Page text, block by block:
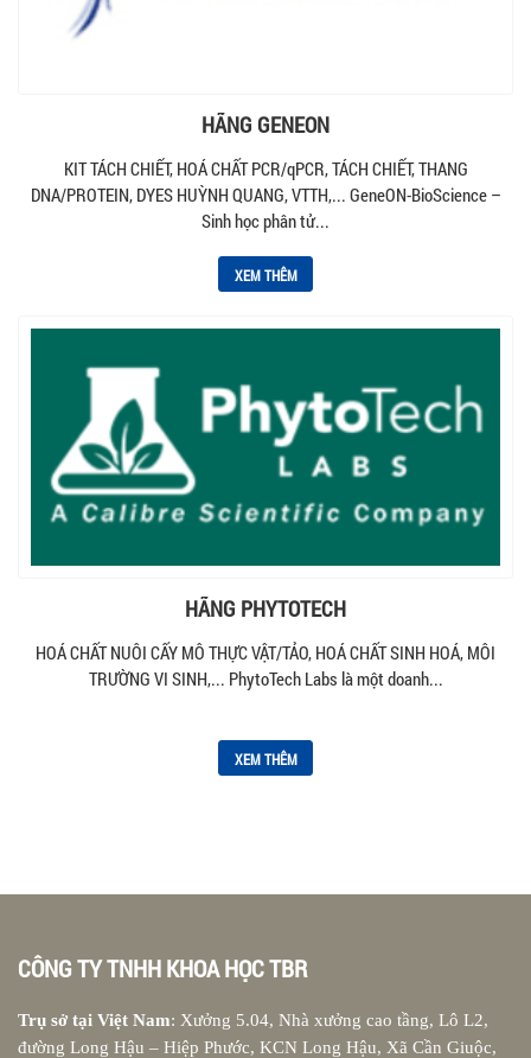
HÃNG GENEON
KIT TÁCH CHIẾT, HOÁ CHẤT PCR/qPCR, TÁCH CHIẾT, THANG
DNA/PROTEIN, DYES HUỲNH QUANG, VTTH,... GeneON-BioScience –
Sinh học phân tử...
XEM THÊM
HÃNG PHYTOTECH
HOÁ CHẤT NUÔI CẤY MÔ THỰC VẬT/TẢO, HOÁ CHẤT SINH HOÁ, MÔI
TRƯỜNG VI SINH,... PhytoTech Labs là một doanh...
XEM THÊM
CÔNG TY TNHH KHOA HỌC TBR
Trụ sở tại Việt Nam: Xưởng 5.04, Nhà xưởng cao tầng, Lô L2,
đường Long Hậu – Hiệp Phước, KCN Long Hậu, Xã Cần Giuộc,